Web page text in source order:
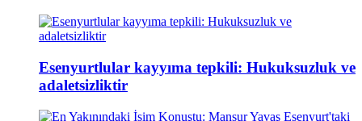
Esenyurtlular kayyıma tepkili: Hukuksuzluk ve
adaletsizliktir